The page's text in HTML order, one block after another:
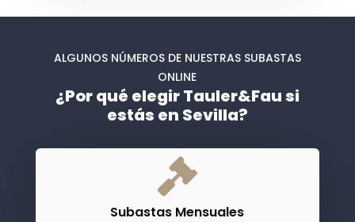
ALGUNOS NÚMEROS DE NUESTRAS SUBASTAS
ONLINE
¿Por qué elegir Tauler&Fau si
estás en Sevilla?

Subastas Mensuales